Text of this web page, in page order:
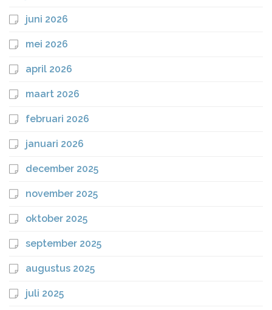
juni 2026
mei 2026
april 2026
maart 2026
februari 2026
januari 2026
december 2025
november 2025
oktober 2025
september 2025
augustus 2025
juli 2025